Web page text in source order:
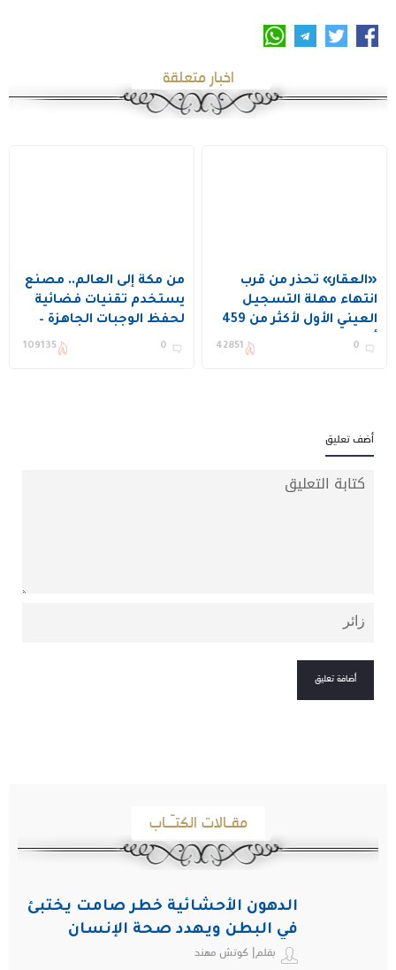
اخبار متعلقة
«العقار» تحذّر من قرب
انتهاء مهلة التسجيل
العيني الأول لأكثر من 459
ألف قطعة عقارية في
الرياض ومكة والمدينة
0
42851
من مكة إلى العالم.. مصنع
يستخدم تقنيات فضائية
لحفظ الوجبات الجاهزة –
فيديو
0
109135
أضف تعليق
مقـالات الكتـّـاب
الدهون الأحشائية خطر صامت يختبئ
في البطن ويهدد صحة الإنسان
بقلم| كوتش مهند